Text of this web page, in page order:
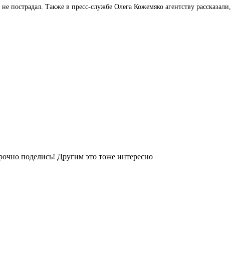
Также в пресс-службе Олега Кожемяко агентству
поделись! Другим это тоже интересно